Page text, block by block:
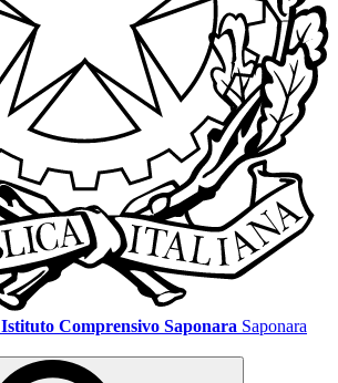
Istituto Comprensivo Saponara Saponara